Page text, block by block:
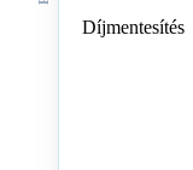
Díjmentesítés